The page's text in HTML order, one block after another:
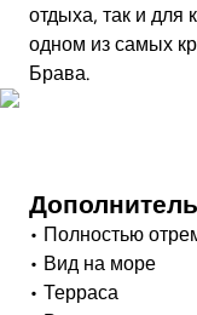
отдыха, так и для
одном из самых
Брава.
• Полностью
• Вид на море
• Терраса